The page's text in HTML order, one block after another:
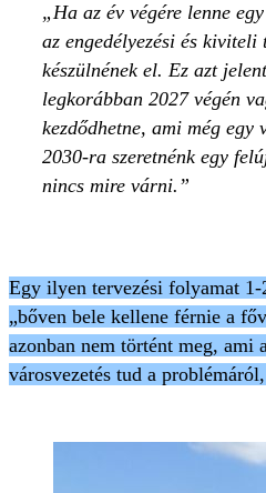
Ha az év végére lenne
az engedélyezési és kiviteli
készülnének el. Ez azt
legkorábban 2027 végén
kezdődhetne, ami még egy
2030-ra szeretnénk egy
nincs mire várni.
Egy ilyen tervezési folyamat
„bőven bele kellene férnie a
azonban nem történt meg, ami
városvezetés tud a